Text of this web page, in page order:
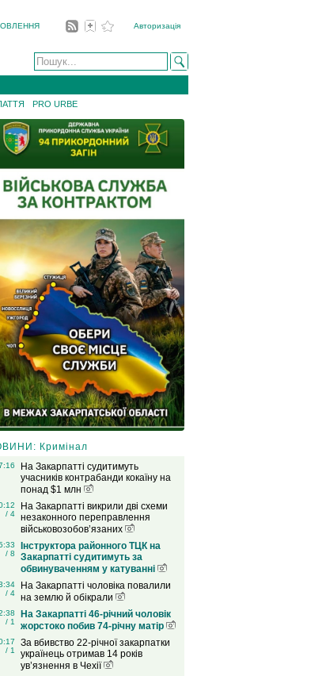
Авторизація
PRO URBE
Кримінал
На Закарпатті судитимуть
учасників контрабанди кокаїну на
понад $1 млн
/ 4
На Закарпатті викрили дві схеми
незаконного переправлення
військовозобов’язаних
/ 8
Інструктора районного ТЦК на
Закарпатті судитимуть за
обвинуваченням у катуванні
/ 4
На Закарпатті чоловіка повалили
на землю й обікрали
/ 1
На Закарпатті 46-річний чоловік
жорстоко побив 74-річну матір
/ 1
За вбивство 22-річної закарпатки
українець отримав 14 років
ув’язнення в Чехії